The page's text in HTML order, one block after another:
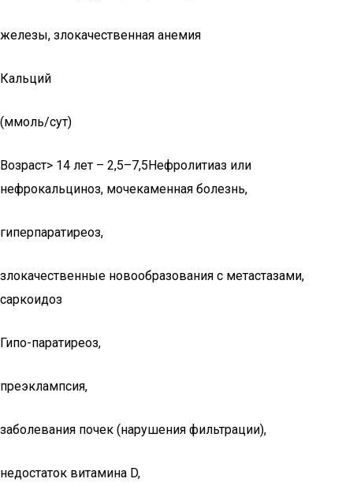
железы, злокачественная анемия
Кальций
(ммоль/сут)
Возраст> 14 лет – 2,5–7,5Нефролитиаз или
нефрокальциноз, мочекаменная болезнь,
гиперпаратиреоз,
злокачественные новообразования с метастазами,
саркоидоз
Гипо-паратиреоз,
преэклампсия,
заболевания почек (нарушения фильтрации),
недостаток витамина D,